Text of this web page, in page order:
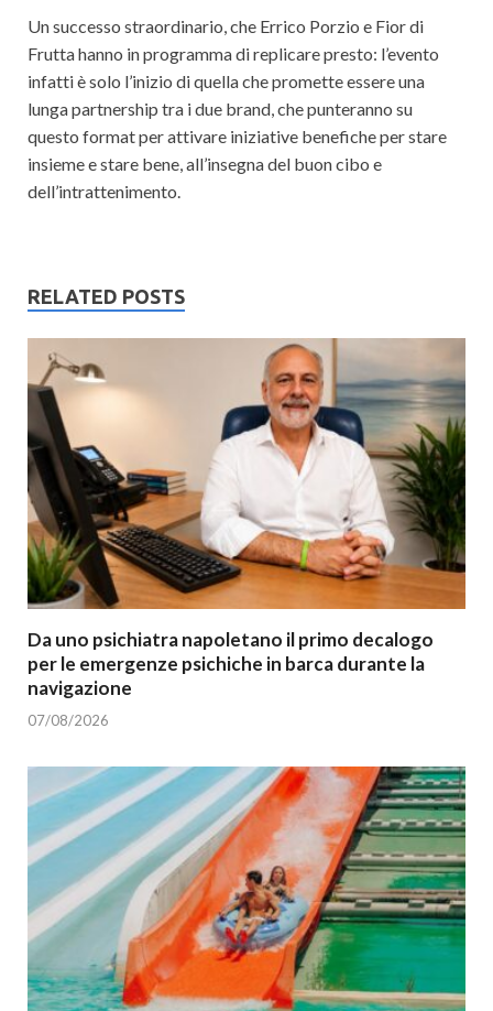
Un successo straordinario, che Errico Porzio e Fior di
Frutta hanno in programma di replicare presto: l’evento
infatti è solo l’inizio di quella che promette essere una
lunga partnership tra i due brand, che punteranno su
questo format per attivare iniziative benefiche per stare
insieme e stare bene, all’insegna del buon cibo e
dell’intrattenimento.
RELATED POSTS
Da uno psichiatra napoletano il primo decalogo
per le emergenze psichiche in barca durante la
navigazione
07/08/2026